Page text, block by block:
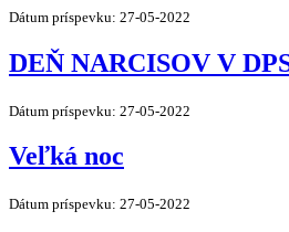
Dátum príspevku: 27-05-2022
DEŇ NARCISOV V
Dátum príspevku: 27-05-2022
Veľká noc
Dátum príspevku: 27-05-2022